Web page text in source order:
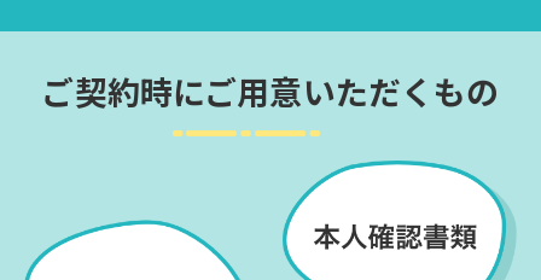
ご契約時にご用意いただくもの